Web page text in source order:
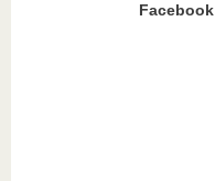
Facebook